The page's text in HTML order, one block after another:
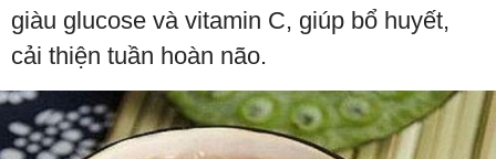
giàu glucose và vitamin C, giúp bổ huyết,
cải thiện tuần hoàn não.